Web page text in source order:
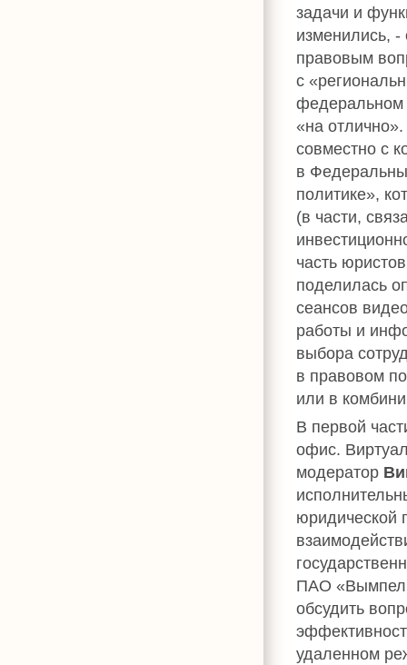
задачи и
изменились,
правовым
с
федеральном
«на
совместно с
в
политике»,
(в части,
часть
поделилась
сеансов
работы и
выбора
в правовом
или в
В первой
офис.
модератор
юридической
ПАО
обсудить
удаленном